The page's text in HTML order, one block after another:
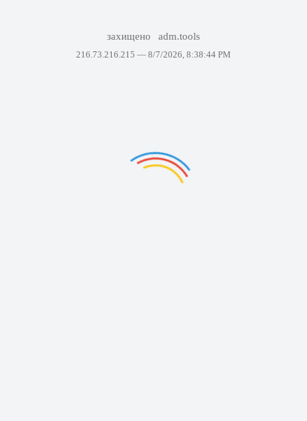
захищено adm.tools
216.73.216.215 — 8/7/2026, 8:38:44 PM